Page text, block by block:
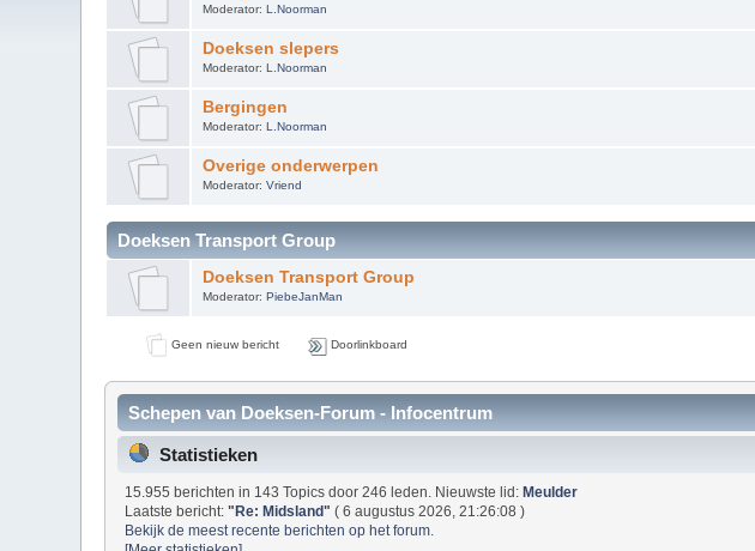
Moderator: L.Noorman
Doeksen slepers
Moderator: L.Noorman
Bergingen
Moderator: L.Noorman
Overige onderwerpen
Moderator: Vriend
Doeksen Transport Group
Doeksen Transport Group
Moderator: PiebeJanMan
Geen nieuw bericht Doorlinkboard
Schepen van Doeksen-Forum - Infocentrum
Statistieken
15.955 berichten in 143 Topics door 246 leden. Nieuwste lid:Meulder
Laatste bericht:"Re: Midsland" ( 6 augustus 2026, 21:26:08 )
Bekijk de meest recente berichten op het forum.